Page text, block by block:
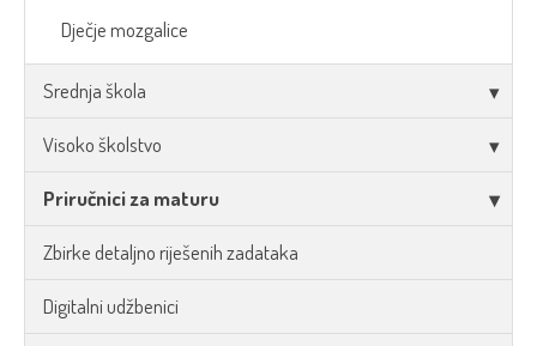
Dječje mozgalice
Srednja škola
Visoko školstvo
Priručnici za maturu
Zbirke detaljno riješenih zadataka
Digitalni udžbenici